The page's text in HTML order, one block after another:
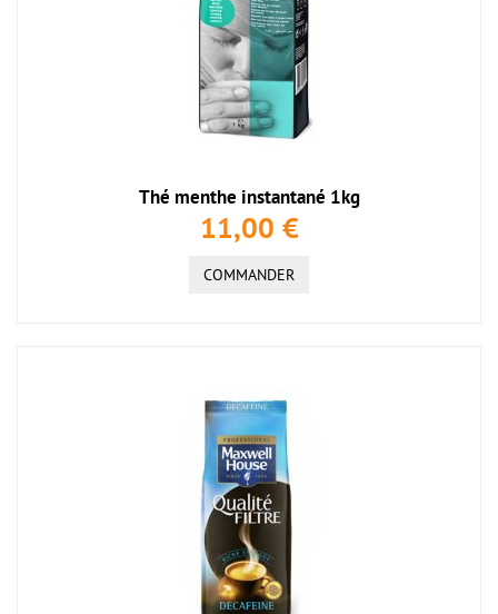
Thé menthe instantané 1kg
11,00 €
COMMANDER